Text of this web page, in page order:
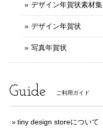
デザイン年賀状素材集
デザイン年賀状
写真年賀状
Guide ご利用ガイド
tiny design storeについて